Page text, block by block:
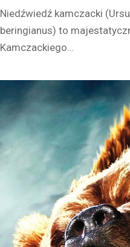
Niedźwiedź kamczacki
beringianus) to
Kamczackiego…